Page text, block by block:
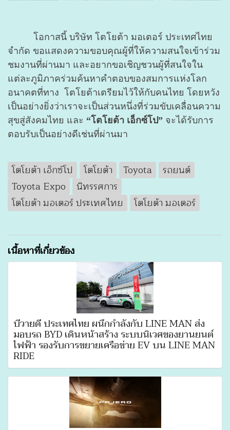
โอกาสนี้ บริษัท โตโยต้า มอเตอร์ ประเทศไทย
จำกัด ขอแสดงความขอบคุณผู้ที่ให้ความสนใจเข้าร่วม
ชมงานที่ผ่านมา และอยากขอเชิญชวนผู้ที่สนใจใน
แต่ละภูมิภาคร่วมค้นหาคำตอบของสมการแห่งโลก
อนาคตที่ทาง โตโยต้าเตรียมไว้ให้กับคนไทย โดยหวัง
เป็นอย่างยิ่งว่าเราจะเป็นส่วนหนึ่งที่ร่วมขับเคลื่อนความ
สุขสู่สังคมไทย และ “โตโยต้า เอ็กซ์โป” จะได้รับการ
ตอบรับเป็นอย่างดีเช่นที่ผ่านมา
โตโยต้า เอ็กซ์โป โตโยต้า Toyota
รถยนต์
Toyota Expo
นิทรรศการ
โตโยต้า มอเตอร์ ประเทศไทย
โตโยต้า มอเตอร์
เนื้อหาที่เกี่ยวข้อง
บีวายดี ประเทศไทย ผนึกกำลังกับ LINE MAN ส่ง
มอบรถ BYD เดินหน้าสร้าง ระบบนิเวศของยานยนต์
ไฟฟ้า รองรับการขยายเครือข่าย EV บน LINE MAN
RIDE